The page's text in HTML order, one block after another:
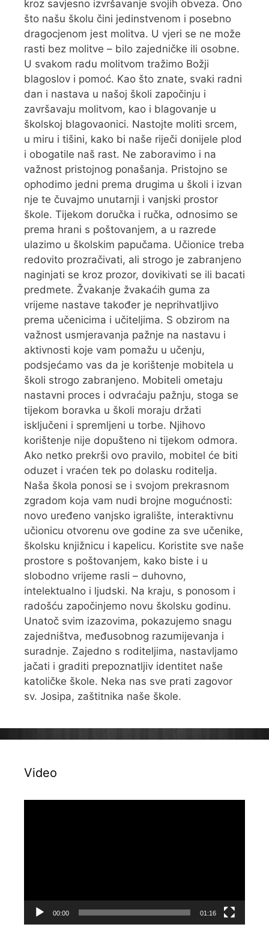
kroz savjesno izvršavanje svojih obveza. Ono
što našu školu čini jedinstvenom i posebno
dragocjenom jest molitva. U vjeri se ne može
rasti bez molitve – bilo zajedničke ili osobne.
U svakom radu molitvom tražimo Božji
blagoslov i pomoć. Kao što znate, svaki radni
dan i nastava u našoj školi započinju i
završavaju molitvom, kao i blagovanje u
školskoj blagovaonici. Nastojte moliti srcem,
u miru i tišini, kako bi naše riječi donijele plod
i obogatile naš rast. Ne zaboravimo i na
važnost pristojnog ponašanja. Pristojno se
ophodimo jedni prema drugima u školi i izvan
nje te čuvajmo unutarnji i vanjski prostor
škole. Tijekom doručka i ručka, odnosimo se
prema hrani s poštovanjem, a u razrede
ulazimo u školskim papučama. Učionice treba
redovito prozračivati, ali strogo je zabranjeno
naginjati se kroz prozor, dovikivati se ili bacati
predmete. Žvakanje žvakaćih guma za
vrijeme nastave također je neprihvatljivo
prema učenicima i učiteljima. S obzirom na
važnost usmjeravanja pažnje na nastavu i
aktivnosti koje vam pomažu u učenju,
podsjećamo vas da je korištenje mobitela u
školi strogo zabranjeno. Mobiteli ometaju
nastavni proces i odvraćaju pažnju, stoga se
tijekom boravka u školi moraju držati
isključeni i spremljeni u torbe. Njihovo
korištenje nije dopušteno ni tijekom odmora.
Ako netko prekrši ovo pravilo, mobitel će biti
oduzet i vraćen tek po dolasku roditelja.
Naša škola ponosi se i svojom prekrasnom
zgradom koja vam nudi brojne mogućnosti:
novo uređeno vanjsko igralište, interaktivnu
učionicu otvorenu ove godine za sve učenike,
školsku knjižnicu i kapelicu. Koristite sve naše
prostore s poštovanjem, kako biste i u
slobodno vrijeme rasli – duhovno,
intelektualno i ljudski. Na kraju, s ponosom i
radošću započinjemo novu školsku godinu.
Unatoč svim izazovima, pokazujemo snagu
zajedništva, međusobnog razumijevanja i
suradnje. Zajedno s roditeljima, nastavljamo
jačati i graditi prepoznatljiv identitet naše
katoličke škole. Neka nas sve prati zagovor
sv. Josipa, zaštitnika naše škole.
Video
00:00 01:16